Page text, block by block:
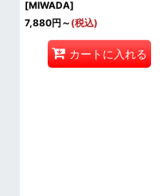
[MIWADA]
7,880円 ～ (税込)
カートに入れる